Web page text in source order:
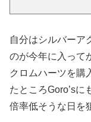
自分はシルバーア
のが今年に入って
クロムハーツを購
たところGoro’s
倍率低そうな日を